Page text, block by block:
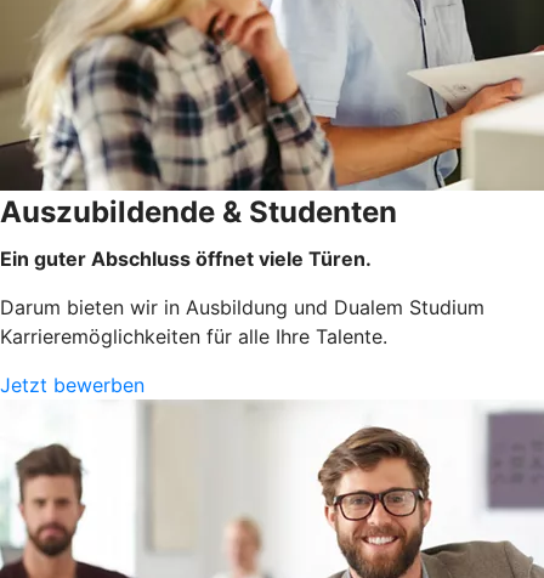
Auszubildende & Studenten
Ein guter Abschluss öffnet viele Türen.
Darum bieten wir in Ausbildung und Dualem Studium
Karrieremöglichkeiten für alle Ihre Talente.
Jetzt bewerben